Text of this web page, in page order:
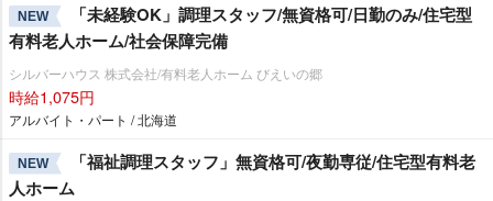
NEW
「未経験OK」調理スタッフ/無資格可/日勤のみ/住宅型
有料老人ホーム/社会保障完備
シルバーハウス 株式会社/有料老人ホーム びえいの郷
時給1,075円
アルバイト・パート / 北海道
NEW
「福祉調理スタッフ」無資格可/夜勤専従/住宅型有料老
人ホーム